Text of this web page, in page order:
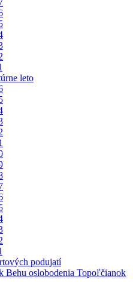
leto
podujatí
Behu oslobodenia Topoľčianok